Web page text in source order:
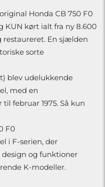
Honda CB 750 F0
KUN kørt ialt fra ny 8.600
restaureret. En sjælden
sorte
blev udelukkende
med en
februar 1975. Så kun
F0
i F-serien, der
og funktioner
K-modeller.